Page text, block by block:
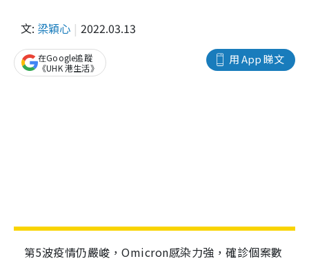
文: 梁穎心 2022.03.13
用 App 睇文
在Google追蹤
《UHK 港生活》
第5波疫情仍嚴峻，Omicron感染力強，確診個案數